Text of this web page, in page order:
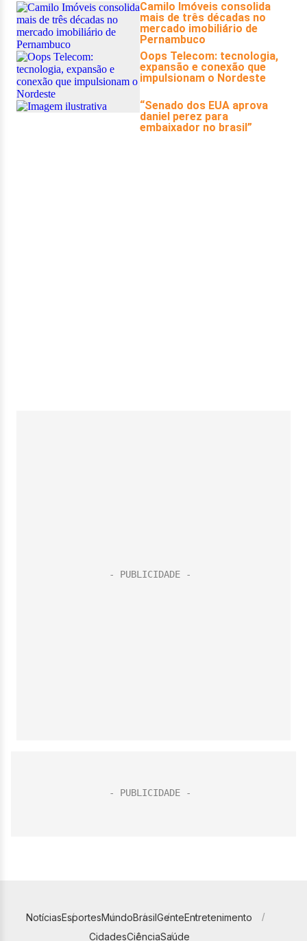
NotíciasEsportesMundoBrasilGenteEntretenimento
CidadesCiênciaSaúde